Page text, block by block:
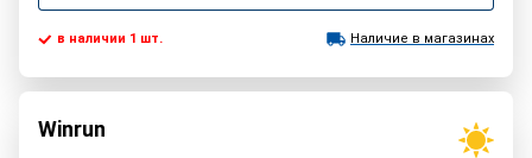
в наличии 1 шт. Наличие в магазинах
Winrun